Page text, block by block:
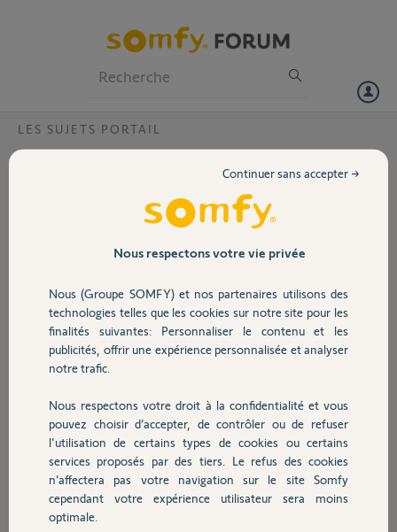
Volet
Sécurité
Domotique
Chauffage
Autres produits
LES SUJETS PORTAIL
Moteur freevia 400 et telecomande keygo
peut on connecter telecomande keygo IO en complément sur
moteur freevia 400 de mon portail coulissant
Bernard T.
Participer au fil de discussion
Réponses
Bonjour
Négatif !
Nous respectons votre vie privée
Nous (Groupe SOMFY) et nos partenaires utilisons des
technologies telles que les cookies sur notre site pour les
finalités suivantes: Personnaliser le contenu et les
publicités, offrir une expérience personnalisée et analyser
notre trafic.
Nous respectons votre droit à la confidentialité et vous
pouvez choisir d’accepter, de contrôler ou de refuser
l'utilisation de certains types de cookies ou certains
services proposés par des tiers. Le refus des cookies
n’affectera pas votre navigation sur le site Somfy
cependant votre expérience utilisateur sera moins
optimale.
Continuer sans accepter →